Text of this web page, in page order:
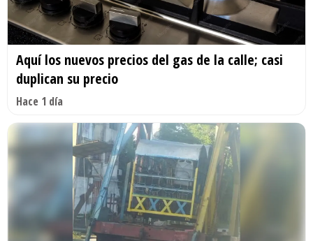
Aquí los nuevos precios del gas de la calle; casi
duplican su precio
Hace 1 día